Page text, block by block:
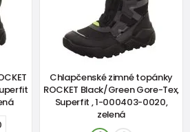
Chlapčenské zimné topánky
ROCKET Black/Green Gore-Tex,
Superfit , 1-000403-0020,
zelená